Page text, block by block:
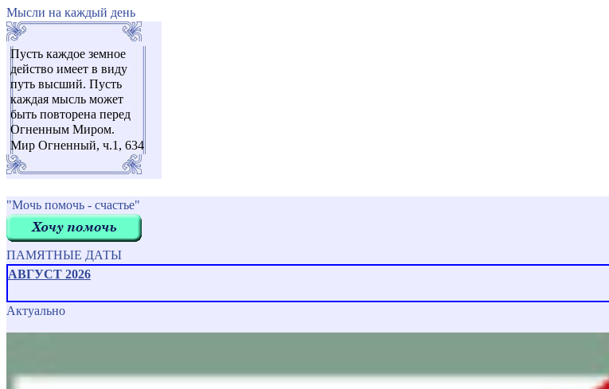
Мысли на каждый день
Пусть каждое земное
действо имеет в виду
путь высший. Пусть
каждая мысль может
быть повторена перед
Огненным Миром.
Мир Огненный, ч.1, 634
"Мочь помочь - счастье"
ПАМЯТНЫЕ ДАТЫ
АВГУСТ 2026
Актуально